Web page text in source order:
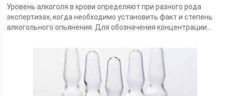
Уровень алкоголя в крови определяют при разного рода
экспертизах, когда необходимо установить факт и степень
алкогольного опьянения. Для обозначения концентрации...